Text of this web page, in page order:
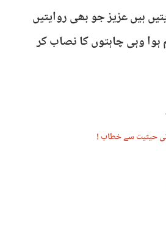
ہیں عزیز جو بھی روایتیں
وہی چاہتوں کا نصاب کر
حیثیت سے خطاب !